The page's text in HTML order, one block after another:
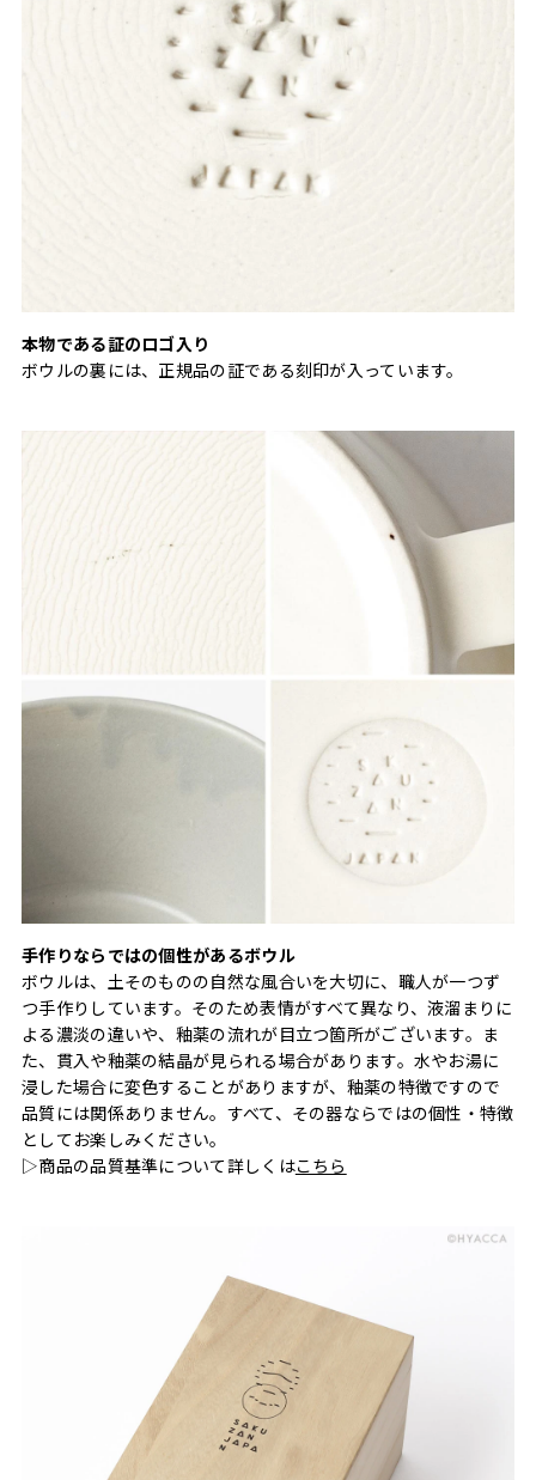
本物である証のロゴ入り
ボウルの裏には、正規品の証である刻印が入っています。
手作りならではの個性があるボウル
ボウルは、土そのものの自然な風合いを大切に、職人が一つず
つ手作りしています。そのため表情がすべて異なり、液溜まりに
よる濃淡の違いや、釉薬の流れが目立つ箇所がございます。ま
た、貫入や釉薬の結晶が見られる場合があります。水やお湯に
浸した場合に変色することがありますが、釉薬の特徴ですので
品質には関係ありません。すべて、その器ならではの個性・特徴
としてお楽しみください。
▷商品の品質基準について詳しくはこちら